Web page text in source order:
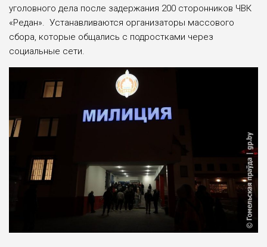
уголовного дела после задержания 200 сторонников ЧВК
«Редан». Устанавливаются организаторы массового
сбора, которые общались с подростками через
социальные сети.